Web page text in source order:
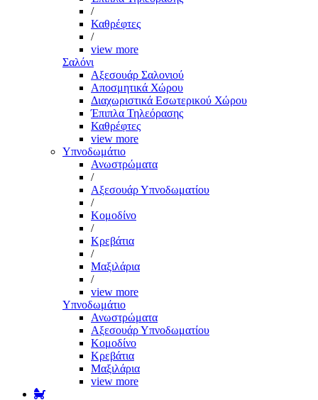
/
Καθρέφτες
/
view more
Σαλόνι
Αξεσουάρ Σαλονιού
Αποσμητικά Χώρου
Διαχωριστικά Εσωτερικού Χώρου
Έπιπλα Τηλεόρασης
Καθρέφτες
view more
Υπνοδωμάτιο
Ανωστρώματα
/
Αξεσουάρ Υπνοδωματίου
/
Κομοδίνο
/
Κρεβάτια
/
Μαξιλάρια
/
view more
Υπνοδωμάτιο
Ανωστρώματα
Αξεσουάρ Υπνοδωματίου
Κομοδίνο
Κρεβάτια
Μαξιλάρια
view more